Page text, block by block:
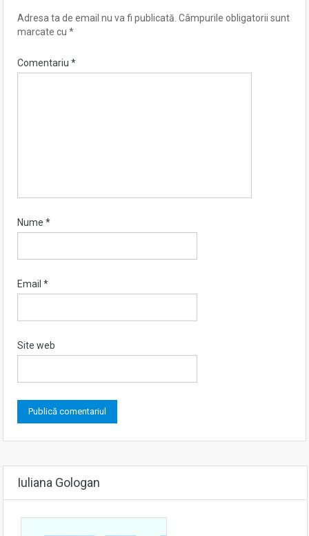
Adresa ta de email nu va fi publicată. Câmpurile obligatorii sunt
marcate cu *
Comentariu *
Nume *
Email *
Site web
Iuliana Gologan